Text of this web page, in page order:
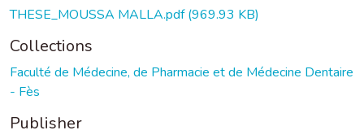
THESE_MOUSSA MALLA.pdf(969.93 KB)
Collections
Faculté de Médecine, de Pharmacie et de Médecine Dentaire
- Fès
Publisher